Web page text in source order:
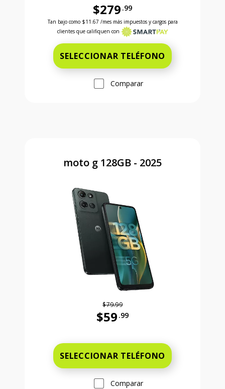
$279 .99
Antes el precio era 279 dollars and 99 cents
Tan bajo como $11.67 /mes más impuestos y cargos para
clientes que califiquen con
SELECCIONAR TELÉFONO
Comparar
moto g 128GB - 2025
$79.99
$59 .99
SELECCIONAR TELÉFONO
Comparar